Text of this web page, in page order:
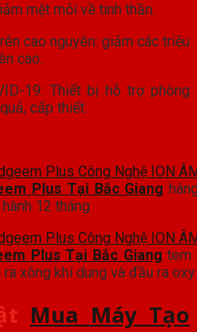
mệt mỏi về tinh thần.
cao nguyên: giảm các triệu
cao.
19: Thiết bị hỗ trợ phòng
cấp thiết.
Plus Tại Bắc Giang
12 tháng
Plus Tại Bắc Giang tem
xông khí dung và đầu ra
Mua Máy Tạo